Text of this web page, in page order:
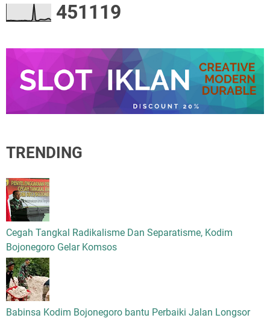
451119
TRENDING
Cegah Tangkal Radikalisme Dan Separatisme, Kodim
Bojonegoro Gelar Komsos
Babinsa Kodim Bojonegoro bantu Perbaiki Jalan Longsor